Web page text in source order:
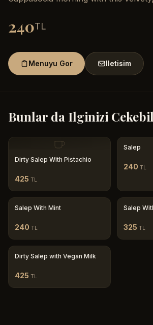
240TL
Menuyu Gor Iletisim
Bunlar da Ilginizi
Dirty Salep With Pistachio
425 TL
Salep
240 TL
Salep With Mint
240 TL
Salep
325 TL
Dirty Salep with Vegan Milk
425 TL